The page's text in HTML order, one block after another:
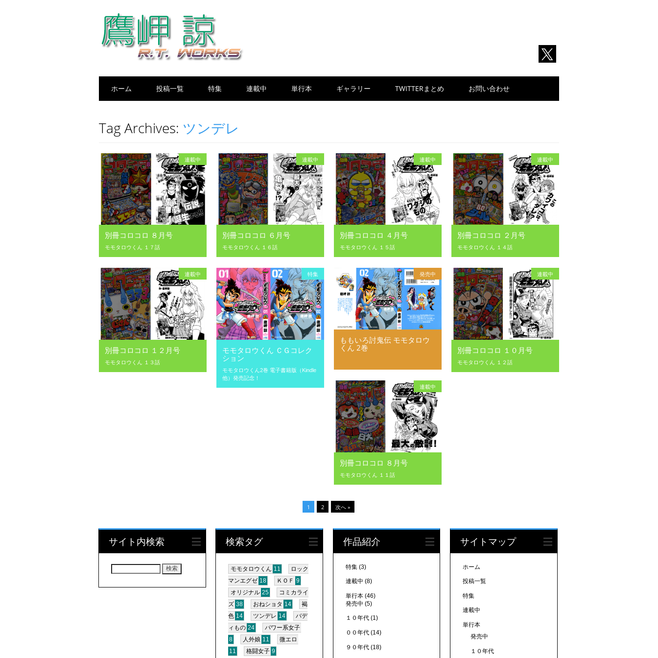
Main menu
ホーム 投稿一覧 特集 連載中 単行本 ギャラリー TWITTERまとめ お問い合わせ
Tag Archives: ツンデレ
連載中
別冊コロコロ ８月号
モモタロウくん １７話
連載中
別冊コロコロ ６月号
モモタロウくん １６話
連載中
別冊コロコロ ４月号
モモタロウくん １５話
連載中
別冊コロコロ ２月号
モモタロウくん １４話
連載中
別冊コロコロ １２月号
モモタロウくん １３話
特集
モモタロウくん ＣＧコレク
ション
モモタロウくん2巻 電子書籍版（Kindle
他）発売記念！
発売中
ももいろ討鬼伝 モモタロウ
くん 2巻
連載中
別冊コロコロ １０月号
モモタロウくん １２話
連載中
別冊コロコロ ８月号
モモタロウくん １１話
1 2 次へ »
サイト内検索 検索タグ
モモタロウくん 11
ロック
マンエグゼ 18 ＫＯＦ 9
オリジナル 25
コミカライ
ズ 38 おねショタ 14
褐
色 14 ツンデレ 14
バデ
ィもの 24
パワー系女子
8
人外娘 11
微エロ
11
格闘女子 9
作品紹介
特集(3)
連載中 (8)
単行本(46)
発売中 (5)
１０年代(1)
００年代(14)
９０年代(18)
サイトマップ
ホーム
投稿一覧
特集
連載中
単行本
発売中
１０年代